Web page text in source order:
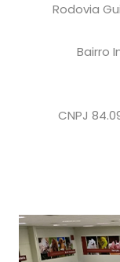
Rodovia
Bairro
CNPJ